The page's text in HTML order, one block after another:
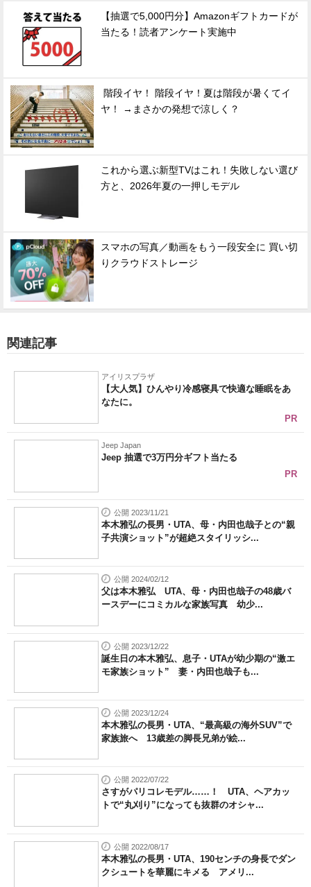
【抽選で5,000円分】Amazonギフトカードが
当たる！読者アンケート実施中
階段イヤ！ 階段イヤ！夏は階段が暑くてイ
ヤ！ →まさかの発想で涼しく？
これから選ぶ新型TVはこれ！失敗しない選び
方と、2026年夏の一押しモデル
スマホの写真／動画をもう一段安全に 買い切
りクラウドストレージ
関連記事
アイリスプラザ
【大人気】ひんやり冷感寝具で快適な睡眠をあ
なたに。
PR
Jeep Japan
Jeep 抽選で3万円分ギフト当たる
PR
公開 2023/11/21
本木雅弘の長男・UTA、母・内田也哉子との“親
子共演ショット”が超絶スタイリッシ...
公開 2024/02/12
父は本木雅弘 UTA、母・内田也哉子の48歳バ
ースデーにコミカルな家族写真 幼少...
公開 2023/12/22
誕生日の本木雅弘、息子・UTAが幼少期の“激エ
モ家族ショット” 妻・内田也哉子も...
公開 2023/12/24
本木雅弘の長男・UTA、“最高級の海外SUV”で
家族旅へ 13歳差の脚長兄弟が絵...
公開 2022/07/22
さすがパリコレモデル……！ UTA、ヘアカッ
トで“丸刈り”になっても抜群のオシャ...
公開 2022/08/17
本木雅弘の長男・UTA、190センチの身長でダン
クシュートを華麗にキメる アメリ...